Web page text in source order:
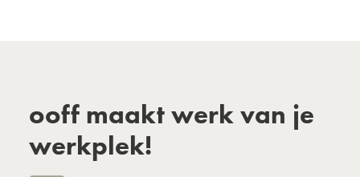
ooff maakt werk van je
werkplek!